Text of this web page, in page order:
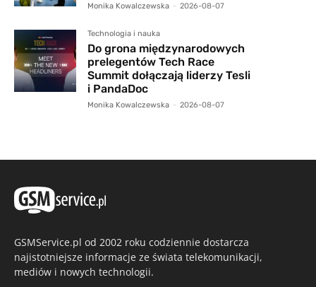
Monika Kowalczewska - 2026-08-07
Technologia i nauka
Do grona międzynarodowych
prelegentów Tech Race
Summit dołączają liderzy Tesli
i PandaDoc
Monika Kowalczewska - 2026-08-07
GSMService.pl od 2002 roku codziennie dostarcza
najistotniejsze informacje ze świata telekomunikacji,
mediów i nowych technologii.